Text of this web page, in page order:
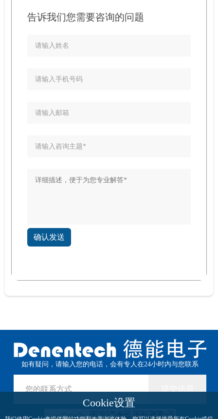
Cookie设置
告诉我们您需要咨询的问题
确认发送
如有疑问，请输入您的电话，会有专人在24小时内与您联系